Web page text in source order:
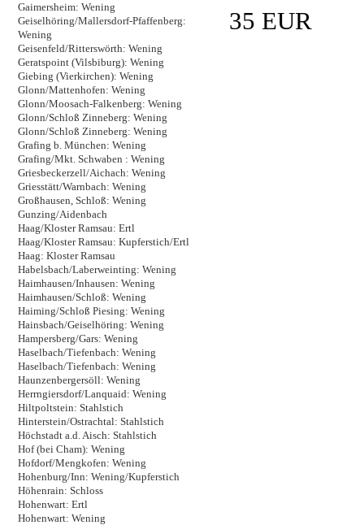
Gaimersheim: Wening
Geiselhöring/Mallersdorf-Pfaffenberg:
Wening
Geisenfeld/Ritterswörth: Wening
Geratspoint (Vilsbiburg): Wening
Giebing (Vierkirchen): Wening
Glonn/Mattenhofen: Wening
Glonn/Moosach-Falkenberg: Wening
Glonn/Schloß Zinneberg: Wening
Glonn/Schloß Zinneberg: Wening
Grafing b. München: Wening
Grafing/Mkt. Schwaben : Wening
Griesbeckerzell/Aichach: Wening
Griesstätt/Warnbach: Wening
Großhausen, Schloß: Wening
Gunzing/Aidenbach
Haag/Kloster Ramsau: Ertl
Haag/Kloster Ramsau: Kupferstich/Ertl
Haag: Kloster Ramsau
Habelsbach/Laberweinting: Wening
Haimhausen/Inhausen: Wening
Haimhausen/Schloß: Wening
Haiming/Schloß Piesing: Wening
Hainsbach/Geiselhöring: Wening
Hampersberg/Gars: Wening
Haselbach/Tiefenbach: Wening
Haselbach/Tiefenbach: Wening
Haunzenbergersöll: Wening
Herrngiersdorf/Lanquaid: Wening
Hiltpoltstein: Stahlstich
Hinterstein/Ostrachtal: Stahlstich
Höchstadt a.d. Aisch: Stahlstich
Hof (bei Cham): Wening
Hofdorf/Mengkofen: Wening
Hohenburg/Inn: Wening/Kupferstich
Höhenrain: Schloss
Hohenwart: Ertl
Hohenwart: Wening
35 EUR